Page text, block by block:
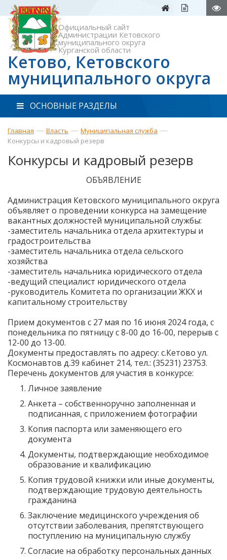
Официальный сайт
Администрации Кетовского
муниципального округа
Курганской области
Кетово, Кетовского
муниципального округа
ОСНОВНЫЕ РАЗДЕЛЫ
Главная — Власть — Муниципальная служба —
Конкурсы и кадровый резерв
Конкурсы и кадровый резерв
ОБЪЯВЛЕНИЕ
Администрация Кетовского муниципального округа
объявляет о проведении конкурса на замещение
вакантных должностей муниципальной службы:
-заместитель начальника отдела архитектуры и
градостроительства
-заместитель начальника отдела сельского
хозяйства
-заместитель начальника юридического отдела
-ведущий специалист юридического отдела
-руководитель Комитета по организации ЖКХ и
капитальному строительству
Прием документов с 27 мая по 16 июня 2024 года, с
понедельника по пятницу с 8-00 до 16-00, перерыв с
12-00 до 13-00.
Документы предоставлять по адресу: с.Кетово ул.
Космонавтов д.39 кабинет 214, тел.: (35231) 23753.
Перечень документов для участия в конкурсе:
Личное заявление
Анкета – собственноручно заполненная и
подписанная, с приложением фотографии
Копия паспорта или заменяющего его
документа
Документы, подтверждающие необходимое
образование и квалификацию
Копия трудовой книжки или иные документы,
подтверждающие трудовую деятельность
гражданина
Заключение медицинского учреждения об
отсутствии заболевания, препятствующего
поступлению на муниципальную службу
Согласие на обработку персональных данных